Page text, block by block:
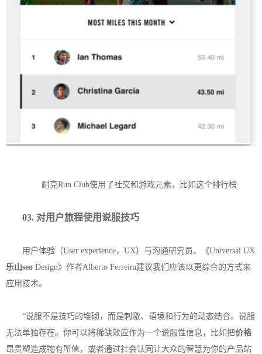
耐克Run Club使用了社交和游戏元素，比如这个排行榜
03. 对用户旅程使用说服技巧
用户体验（User experience，UX）与沟通研究员、《Universal UX
乐山seo Design》作者Alberto Ferreira建议我们应该以更综合的方式来
应用技术。
“说服不是技巧的堆砌，而是刺激、语境和行为的动态结合。说服
无法单独存在。你可以将稀缺效应作为一个说服性信息，比如把价格
昂贵塑造成物有所值，或者通过社会认同让大众的智慧为你的产品站